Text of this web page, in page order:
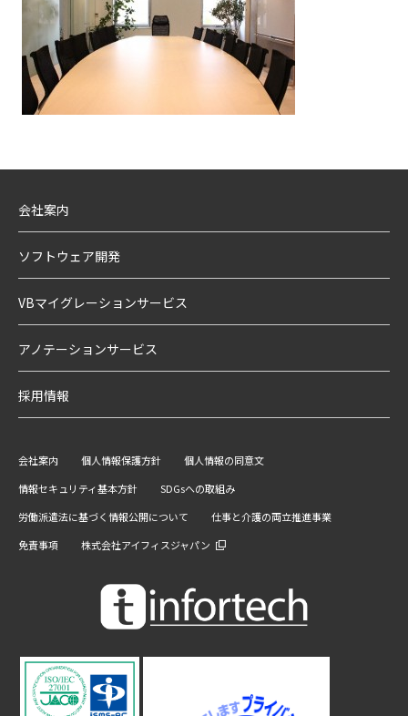
会社案内
ソフトウェア開発
VBマイグレーションサービス
アノテーションサービス
採用情報
会社案内 個人情報保護方針
個人情報の同意文
情報セキュリティ基本方針
SDGsへの取組み
労働派遣法に基づく情報公開について
仕事と介護の両立推進事業
免責事項
株式会社アイフィスジャパン